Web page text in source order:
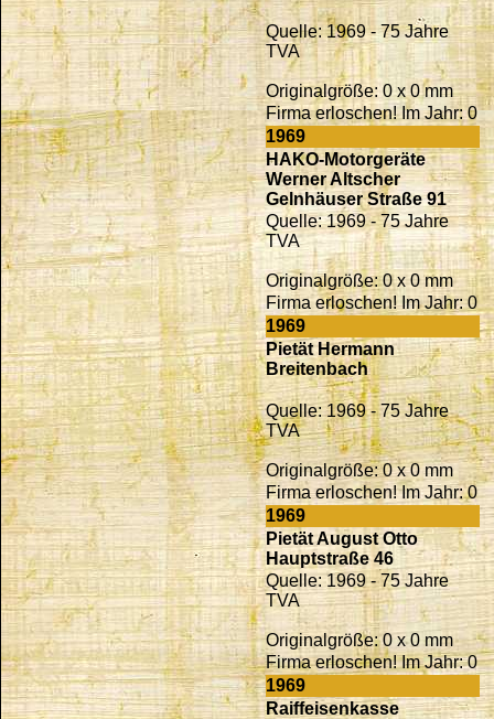
Quelle: 1969 - 75 Jahre
TVA
Originalgröße: 0 x 0 mm
Firma erloschen! Im Jahr: 0
1969
HAKO-Motorgeräte
Werner Altscher
Gelnhäuser Straße 91
Quelle: 1969 - 75 Jahre
TVA
Originalgröße: 0 x 0 mm
Firma erloschen! Im Jahr: 0
1969
Pietät Hermann
Breitenbach
Quelle: 1969 - 75 Jahre
TVA
Originalgröße: 0 x 0 mm
Firma erloschen! Im Jahr: 0
1969
Pietät August Otto
Hauptstraße 46
Quelle: 1969 - 75 Jahre
TVA
Originalgröße: 0 x 0 mm
Firma erloschen! Im Jahr: 0
1969
Raiffeisenkasse